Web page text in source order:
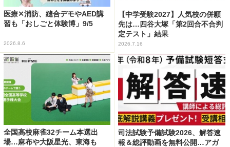
医療✕消防、縫合デモやAED講
習も「おしごと体験博」9/5
2026.8.6
【中学受験2027】人気校の併願
先は…四谷大塚「第2回合不合判
定テスト」結果
2026.7.16
全国高校麻雀32チーム本選出
場…麻布や大阪星光、東海も
司法試験予備試験2026、解答速
報＆総評動画を無料公開…アガ